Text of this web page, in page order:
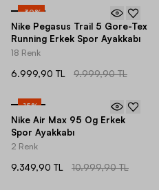
-30%
Nike Pegasus Trail 5 Gore-Tex
Running Erkek Spor Ayakkabı
18 Renk
6.999,90 TL 9.999,90 TL
-15%
Nike Air Max 95 Og Erkek
Spor Ayakkabı
2 Renk
9.349,90 TL 10.999,90 TL